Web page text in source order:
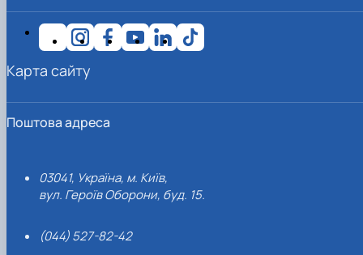
Поштова адреса
03041, Україна, м. Київ,
вул. Героїв Оборони, буд. 15.
(044) 527-82-42
Карта сайту